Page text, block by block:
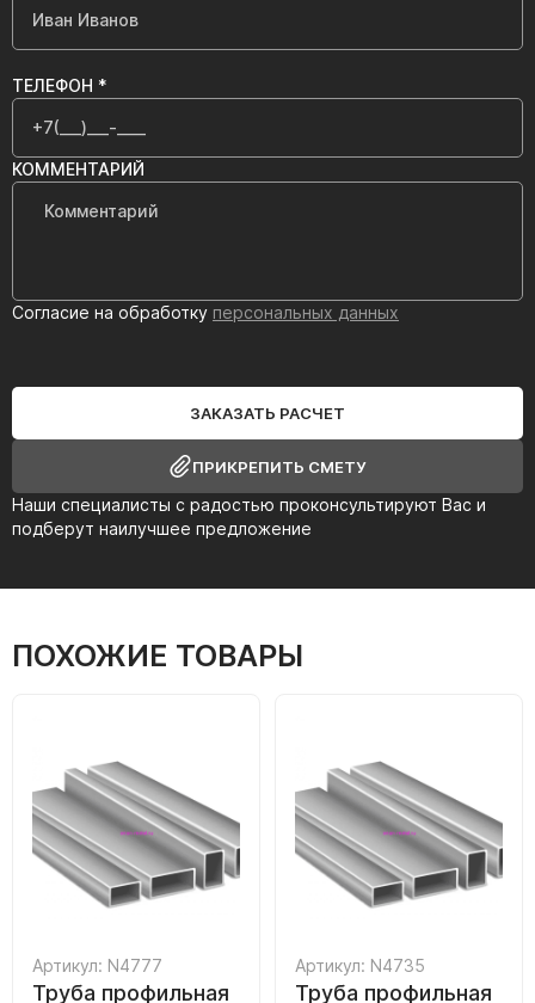
Наши специалисты с радостью проконсультируют Вас и
подберут наилучшее предложение
ТЕЛЕФОН *
КОММЕНТАРИЙ
Согласие на обработку персональных данных
ЗАКАЗАТЬ РАСЧЕТ
ПРИКРЕПИТЬ СМЕТУ
ПОХОЖИЕ ТОВАРЫ
Артикул: N4777
Труба профильная
Артикул: N4735
Труба профильная